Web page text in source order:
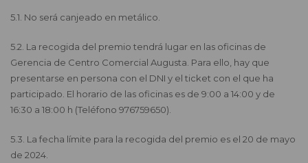
5.1. No será canjeado en metálico.
5.2. La recogida del premio tendrá lugar en las oficinas de
Gerencia de Centro Comercial Augusta. Para ello, hay que
presentarse en persona con el DNI y el ticket con el que ha
participado. El horario de las oficinas es de 9:00 a 14:00 y de
16:30 a 18:00 h (Teléfono 976759650).
5.3. La fecha límite para la recogida del premio es el 20 de mayo
de 2024.